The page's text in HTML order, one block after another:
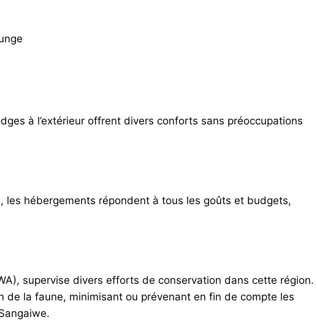
à l’extérieur offrent divers conforts sans préoccupations
les hébergements répondent à tous les goûts et budgets,
supervise divers efforts de conservation dans cette région.
la faune, minimisant ou prévenant en fin de compte les